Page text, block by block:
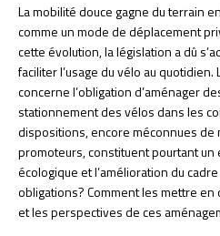
La mobilité douce gagne du terrain
comme un mode de déplacement
cette évolution, la législation a dû
faciliter l’usage du vélo au quotidien.
concerne l’obligation d’aménager
stationnement des vélos dans les
dispositions, encore méconnues
promoteurs, constituent pourtant un
écologique et l’amélioration du
obligations? Comment les mettre
et les perspectives de ces